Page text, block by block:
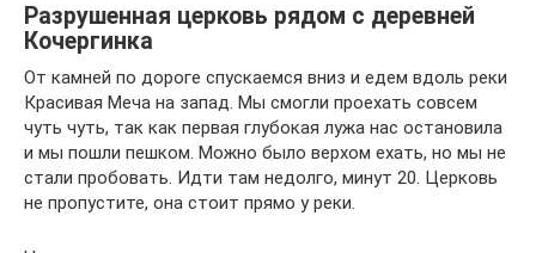
Разрушенная церковь рядом с деревней
Кочергинка
От камней по дороге спускаемся вниз и едем вдоль реки
Красивая Меча на запад. Мы смогли проехать совсем
чуть чуть, так как первая глубокая лужа нас остановила
и мы пошли пешком. Можно было верхом ехать, но мы не
стали пробовать. Идти там недолго, минут 20. Церковь
не пропустите, она стоит прямо у реки.